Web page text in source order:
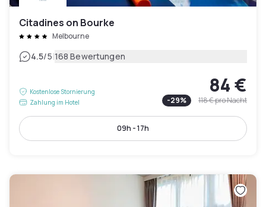
Citadines on Bourke
Melbourne
4.5/5|168 Bewertungen
Kostenlose Stornierung
Zahlung im Hotel
84 €
-29% 118 €pro Nacht
09h - 17h